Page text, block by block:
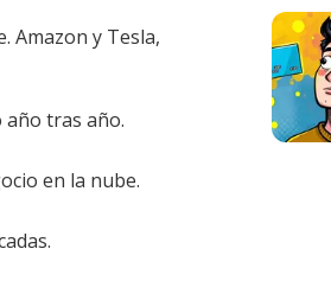
Amazon y Tesla,
año tras año.
en la nube.